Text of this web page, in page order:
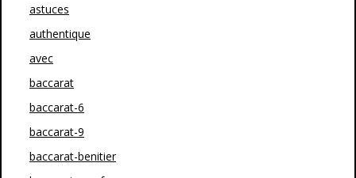
astuces
authentique
avec
baccarat
baccarat-6
baccarat-9
baccarat-benitier